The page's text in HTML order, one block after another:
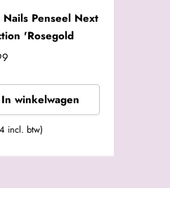
Nails Penseel Next
'Rosegold
winkelwagen
incl. btw)